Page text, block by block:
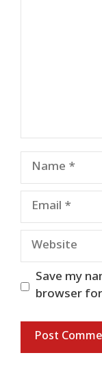
Name
Email
Website
Save my
browser